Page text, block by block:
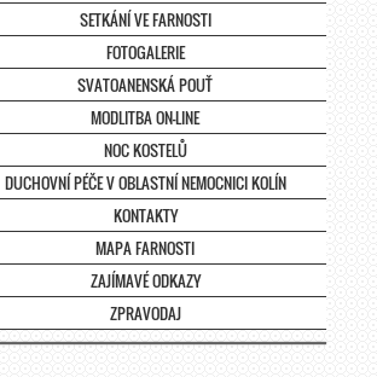
SETKÁNÍ VE FARNOSTI
FOTOGALERIE
SVATOANENSKÁ POUŤ
MODLITBA ON-LINE
NOC KOSTELŮ
DUCHOVNÍ PÉČE V OBLASTNÍ NEMOCNICI KOLÍN
KONTAKTY
MAPA FARNOSTI
ZAJÍMAVÉ ODKAZY
ZPRAVODAJ